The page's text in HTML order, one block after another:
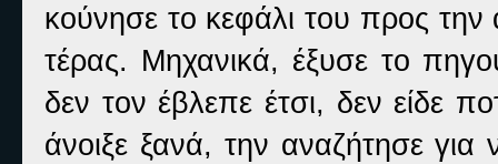
κούνησε το κεφάλι του προς την
τέρας. Μηχανικά, έξυσε το
δεν τον έβλεπε έτσι, δεν είδε
άνοιξε ξανά, την αναζήτησε για